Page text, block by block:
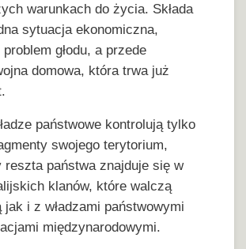
warunkach do życia. Składa
sytuacja ekonomiczna,
głodu, a przede
domowa, która trwa już
państwowe kontrolują tylko
swojego terytorium,
reszta państwa znajduje się w
klanów, które walczą
jak i z władzami państwowymi
międzynarodowymi.